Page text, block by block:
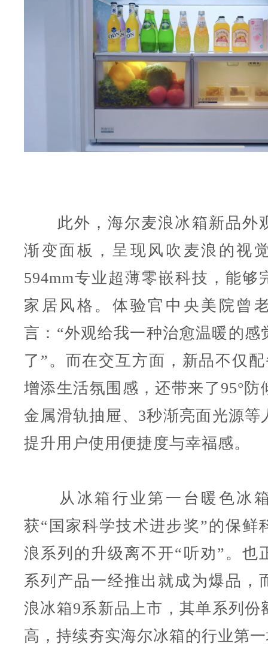
此外，海尔麦浪冰箱新品外
渐变面板，呈现风吹麦浪的视
594mm专业超薄零嵌科技，能够
家居风格。体验官中央美院曾
言：“外观给我一种治愈温暖的感
了”。而在交互方面，新品不仅
增添生活氛围感，还带来了95°防
金属滑轨抽屉、3秒渐亮面光源等
提升用户使用便捷度与幸福感。
从冰箱行业第一台暖色冰
获“国家科学技术进步奖”的保鲜
浪系列的升级离不开“听劝”。也
系列产品一经推出就成为爆品，
浪冰箱9系新品上市，其单系列份
高，持续夯实海尔冰箱的行业第